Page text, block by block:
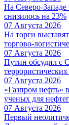
На Северо-
снизилось на 23%
07 Августа 2026
На торги
торгово-
07 Августа 2026
Путин обсудил с
07 Августа 2026
«Газпром нефть»
ученых для
07 Августа 2026
Первый